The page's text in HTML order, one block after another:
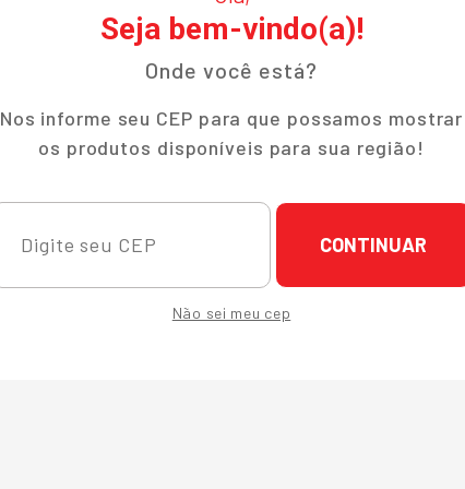
Seja bem-vindo(a)!
Onde você está?
Nos informe seu CEP para que possamos mostrar
os produtos disponíveis para sua região!
CONTINUAR
Não sei meu cep